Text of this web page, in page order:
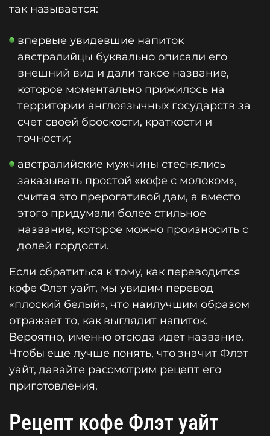
так называется:
впервые увидевшие напиток
австралийцы буквально описали его
внешний вид и дали такое название,
которое моментально прижилось на
территории англоязычных государств за
счет своей броскости, краткости и
точности;
австралийские мужчины стеснялись
заказывать простой «кофе с молоком»,
считая это прерогативой дам, а вместо
этого придумали более стильное
название, которое можно произносить с
долей гордости.
Если обратиться к тому, как переводится
кофе Флэт уайт, мы увидим перевод
«плоский белый», что наилучшим образом
отражает то, как выглядит напиток.
Вероятно, именно отсюда идет название.
Чтобы еще лучше понять, что значит Флэт
уайт, давайте рассмотрим рецепт его
приготовления.
Рецепт кофе Флэт уайт